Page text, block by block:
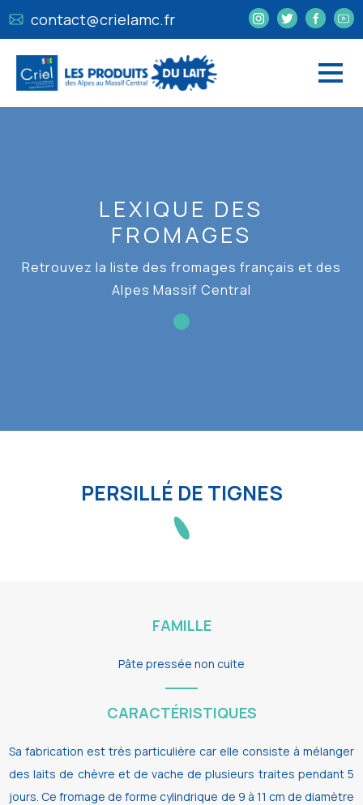
contact@crielamc.fr
LEXIQUE DES
FROMAGES
Retrouvez la liste des fromages français et des
Alpes Massif Central
PERSILLÉ DE TIGNES
FAMILLE
Pâte pressée non cuite
CARACTÉRISTIQUES
Sa fabrication est très particulière car elle consiste à mélanger
des laits de chèvre et de vache de plusieurs traites pendant 5
jours. Ce fromage de forme cylindrique de 9 à 11 cm de diamètre